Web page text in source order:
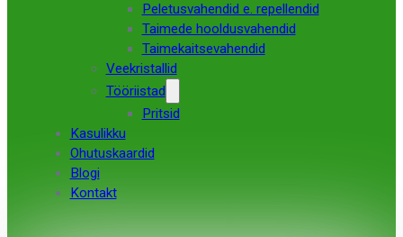
Peletusvahendid e. repellendid
Taimede hooldusvahendid
Taimekaitsevahendid
Veekristallid
Tööriistad
Pritsid
Kasulikku
Ohutuskaardid
Blogi
Kontakt